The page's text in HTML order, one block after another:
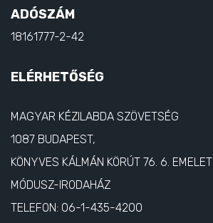
ADÓSZÁM
18161777-2-42
ELÉRHETŐSÉG
MAGYAR KÉZILABDA SZÖVETSÉG
1087 BUDAPEST,
KÖNYVES KÁLMÁN KÖRÚT 76. 6. EMELET
MÓDUSZ-IRODAHÁZ
TELEFON: 06-1-435-4200